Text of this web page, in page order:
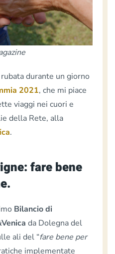
durante un giorno
2021, che mi piace
viaggi nei cuori e
della Rete, alla
.
fare bene
Bilancio di
da Dolegna del
ali del “fare bene per
implementate